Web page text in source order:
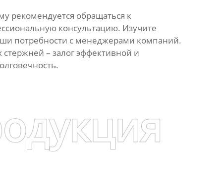
рекомендуется обращаться к
консультацию. Изучите
потребности с менеджерами компаний.
– залог эффективной и